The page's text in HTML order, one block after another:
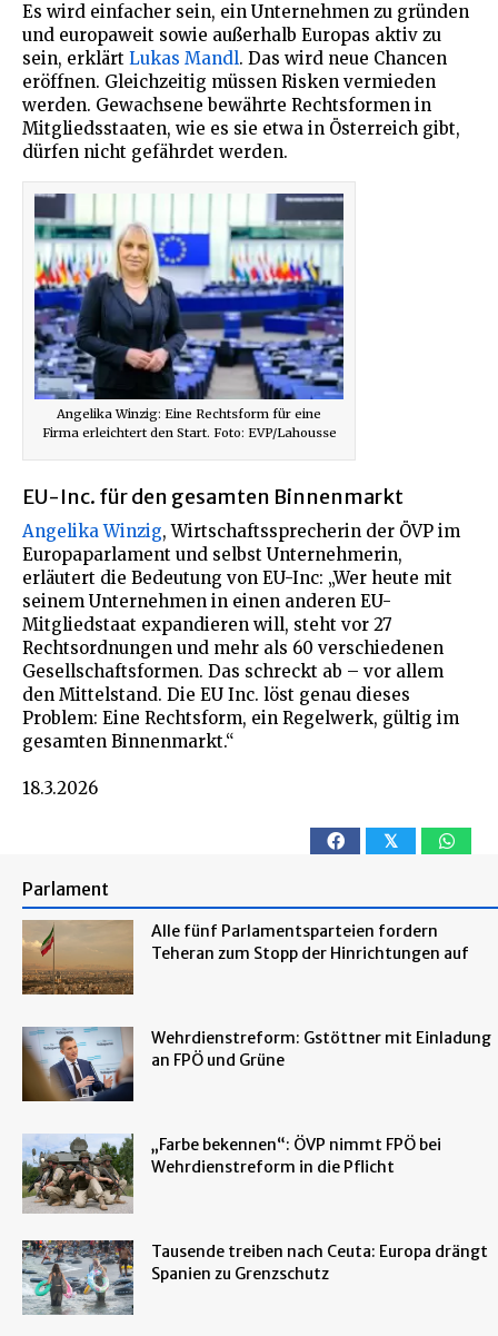
Es wird einfacher sein, ein Unternehmen zu gründen
und europaweit sowie außerhalb Europas aktiv zu
sein, erklärt Lukas Mandl. Das wird neue Chancen
eröffnen. Gleichzeitig müssen Risken vermieden
werden. Gewachsene bewährte Rechtsformen in
Mitgliedsstaaten, wie es sie etwa in Österreich gibt,
dürfen nicht gefährdet werden.
Angelika Winzig: Eine Rechtsform für eine
Firma erleichtert den Start. Foto: EVP/Lahousse
EU-Inc. für den gesamten Binnenmarkt
Angelika Winzig, Wirtschaftssprecherin der ÖVP im
Europaparlament und selbst Unternehmerin,
erläutert die Bedeutung von EU-Inc: „Wer heute mit
seinem Unternehmen in einen anderen EU-
Mitgliedstaat expandieren will, steht vor 27
Rechtsordnungen und mehr als 60 verschiedenen
Gesellschaftsformen. Das schreckt ab – vor allem
den Mittelstand. Die EU Inc. löst genau dieses
Problem: Eine Rechtsform, ein Regelwerk, gültig im
gesamten Binnenmarkt.“
18.3.2026
𝕏
Parlament
Alle fünf Parlamentsparteien fordern
Teheran zum Stopp der Hinrichtungen auf
Wehrdienstreform: Gstöttner mit Einladung
an FPÖ und Grüne
„Farbe bekennen“: ÖVP nimmt FPÖ bei
Wehrdienstreform in die Pflicht
Tausende treiben nach Ceuta: Europa drängt
Spanien zu Grenzschutz